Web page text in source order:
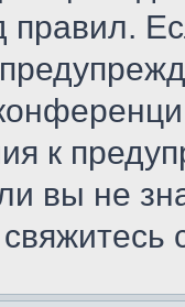
правил.
к
вы не